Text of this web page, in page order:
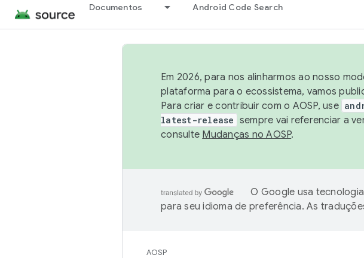
Documentos Android Code Search
Em 2026, para nos alinharmos ao nosso
plataforma para o ecossistema, vamos
Para criar e contribuir com o AOSP, use
latest-release sempre vai referenciar a
consulte Mudanças no AOSP.
O Google usa
para seu idioma de preferência. As
AOSP